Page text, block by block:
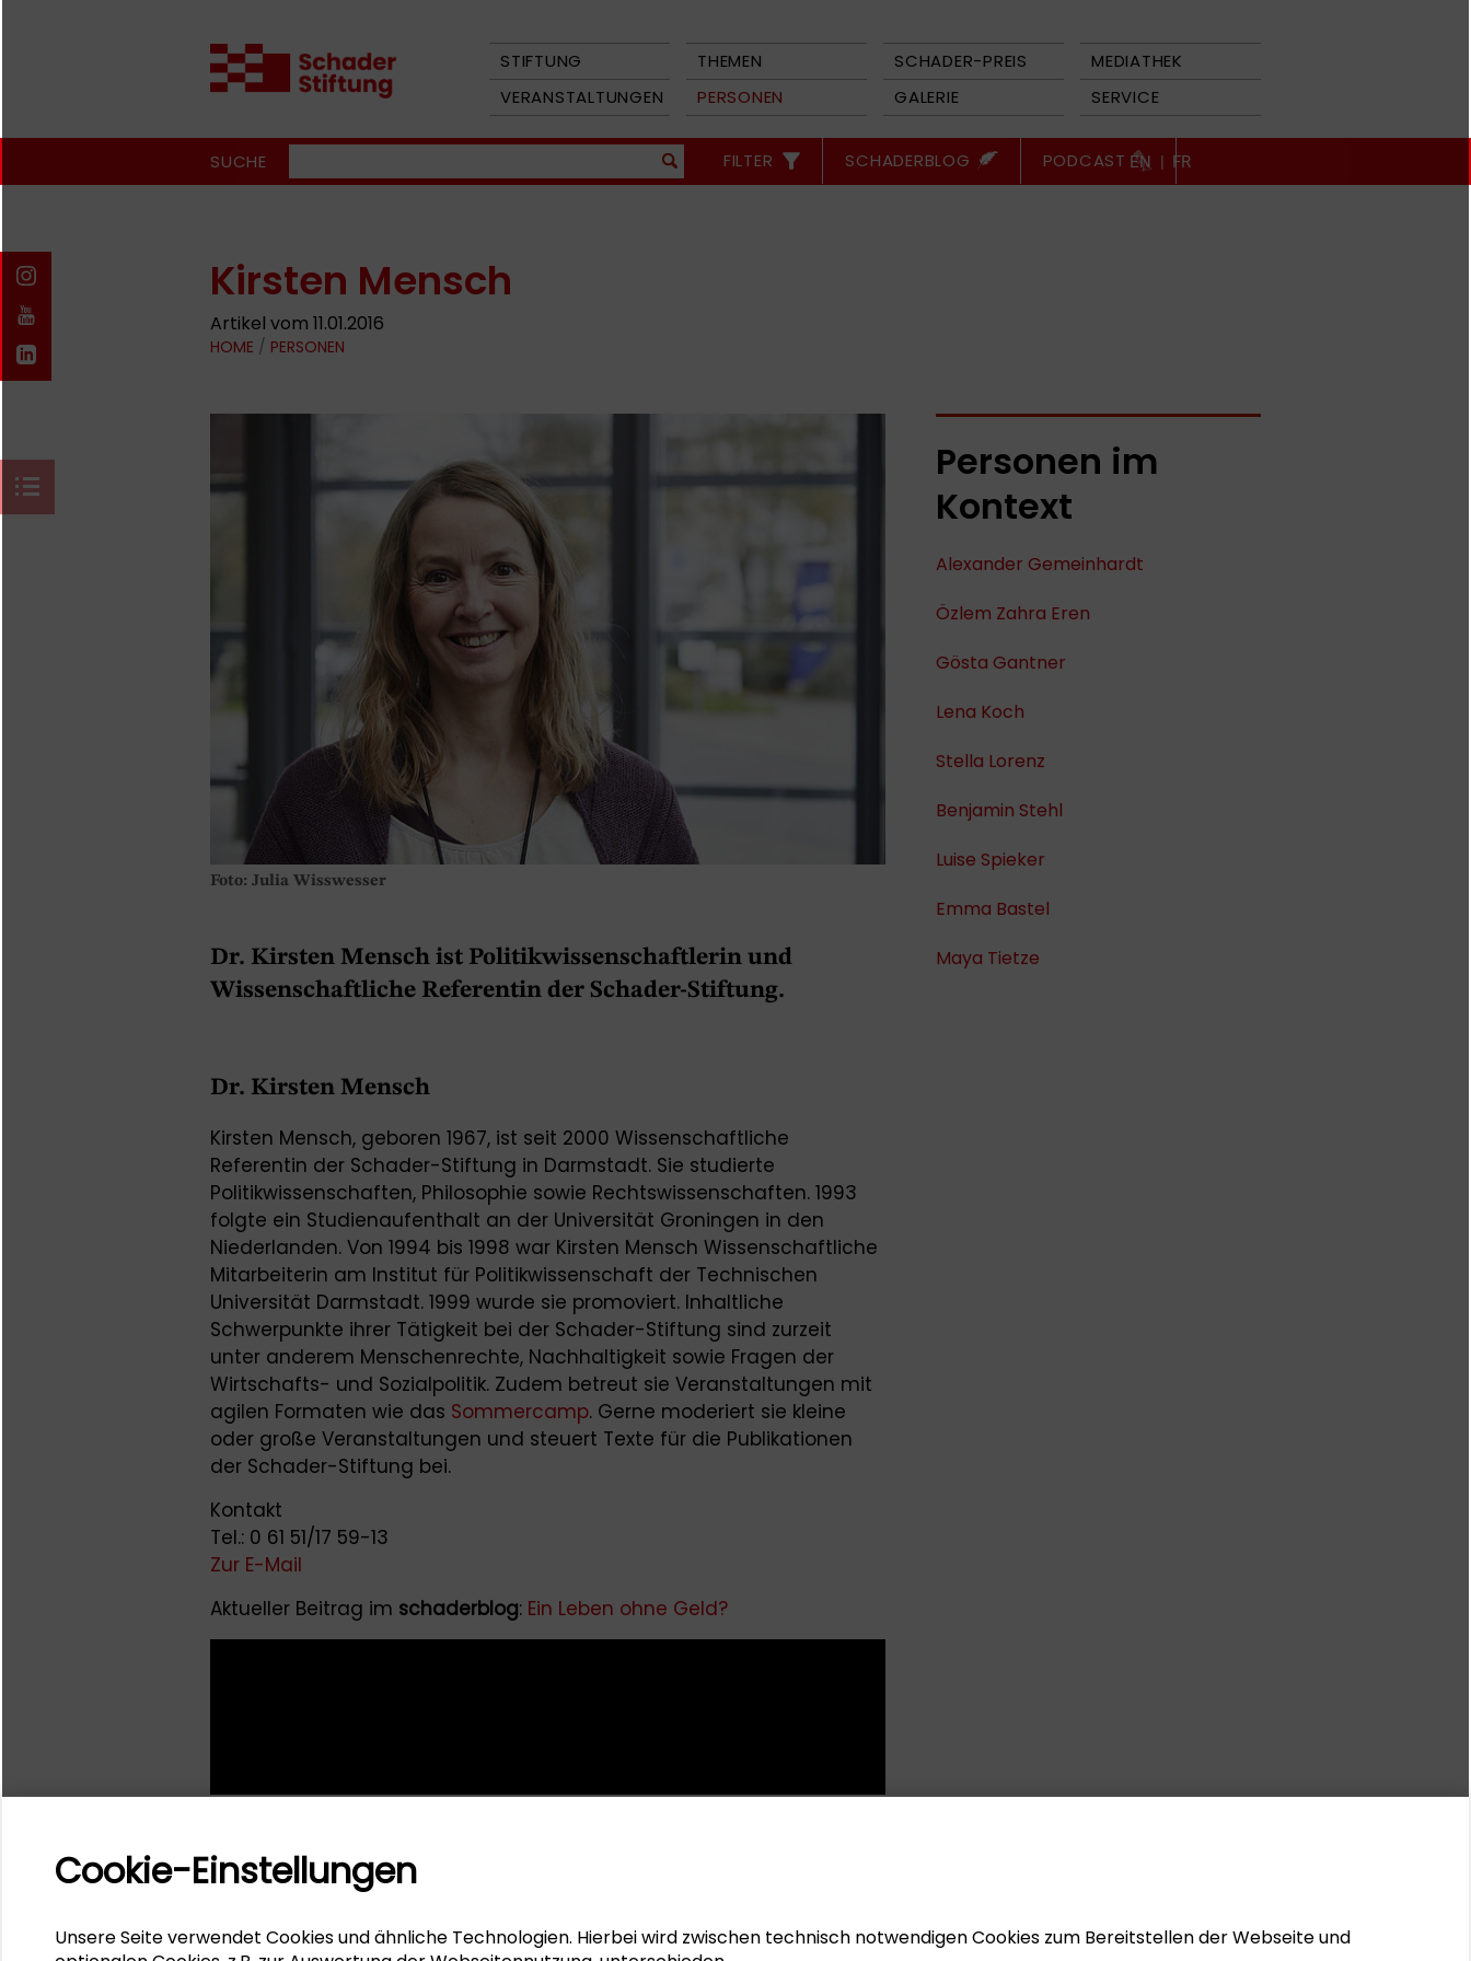
STIFTUNG THEMEN SCHADER-PREIS
MEDIATHEK
VERANSTALTUNGEN
PERSONEN GALERIE SERVICE
SUCHE FILTER SCHADERBLOG PODCAST EN | FR
Kirsten Mensch
Artikel vom 11.01.2016
HOME / PERSONEN
Foto: Julia Wisswesser
Dr. Kirsten Mensch ist Politikwissenschaftlerin und
Wissenschaftliche Referentin der Schader-Stiftung.
Dr. Kirsten Mensch
Kirsten Mensch, geboren 1967, ist seit 2000 Wissenschaftliche
Referentin der Schader-Stiftung in Darmstadt. Sie studierte
Politikwissenschaften, Philosophie sowie Rechtswissenschaften. 1993
folgte ein Studienaufenthalt an der Universität Groningen in den
Niederlanden. Von 1994 bis 1998 war Kirsten Mensch Wissenschaftliche
Mitarbeiterin am Institut für Politikwissenschaft der Technischen
Universität Darmstadt. 1999 wurde sie promoviert. Inhaltliche
Schwerpunkte ihrer Tätigkeit bei der Schader-Stiftung sind zurzeit
unter anderem Menschenrechte, Nachhaltigkeit sowie Fragen der
Wirtschafts- und Sozialpolitik. Zudem betreut sie Veranstaltungen mit
agilen Formaten wie das Sommercamp. Gerne moderiert sie kleine
oder große Veranstaltungen und steuert Texte für die Publikationen
der Schader-Stiftung bei.
Kontakt
Tel.: 0 61 51/17 59-13
Zur E-Mail
Aktueller Beitrag im schaderblog: Ein Leben ohne Geld?
Personen im
Kontext
Alexander Gemeinhardt
Özlem Zahra Eren
Gösta Gantner
Lena Koch
Stella Lorenz
Benjamin Stehl
Luise Spieker
Emma Bastel
Maya Tietze
Cookie-Einstellungen
Unsere Seite verwendet Cookies und ähnliche Technologien. Hierbei wird zwischen technisch notwendigen Cookies zum Bereitstellen der Webseite und